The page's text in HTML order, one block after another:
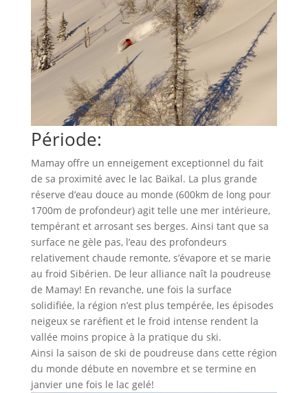
Période:
Mamay offre un enneigement exceptionnel du fait
de sa proximité avec le lac Baïkal. La plus grande
réserve d’eau douce au monde (600km de long pour
1700m de profondeur) agit telle une mer intérieure,
tempérant et arrosant ses berges. Ainsi tant que sa
surface ne gèle pas, l’eau des profondeurs
relativement chaude remonte, s’évapore et se marie
au froid Sibérien. De leur alliance naît la poudreuse
de Mamay! En revanche, une fois la surface
solidifiée, la région n’est plus tempérée, les épisodes
neigeux se raréfient et le froid intense rendent la
vallée moins propice à la pratique du ski.
Ainsi la saison de ski de poudreuse dans cette région
du monde débute en novembre et se termine en
janvier une fois le lac gelé!